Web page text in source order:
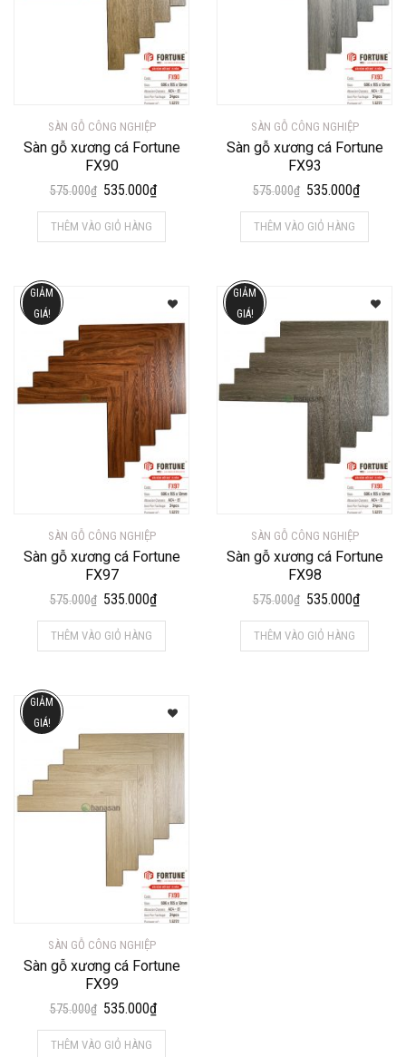
SÀN GỖ CÔNG NGHIỆP
Sàn gỗ xương cá Fortune
FX90
575.000₫ Giá
gốc
là:
535.000₫Giá
hiện
THÊM VÀO GIỎ HÀNG
SÀN GỖ CÔNG NGHIỆP
Sàn gỗ xương cá Fortune
FX93
575.000₫ Giá
gốc
là:
535.000₫Giá
hiện
THÊM VÀO GIỎ HÀNG
SÀN GỖ CÔNG NGHIỆP
Sàn gỗ xương cá Fortune
FX97
575.000₫ Giá
gốc
là:
535.000₫Giá
hiện
GIẢM
GIÁ!
THÊM VÀO GIỎ HÀNG
SÀN GỖ CÔNG NGHIỆP
Sàn gỗ xương cá Fortune
FX98
575.000₫ Giá
gốc
là:
535.000₫Giá
hiện
GIẢM
GIÁ!
THÊM VÀO GIỎ HÀNG
SÀN GỖ CÔNG NGHIỆP
Sàn gỗ xương cá Fortune
FX99
575.000₫ Giá
gốc
là:
535.000₫Giá
hiện
GIẢM
GIÁ!
THÊM VÀO GIỎ HÀNG